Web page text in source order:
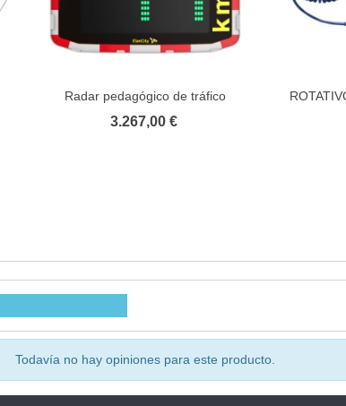
Añadir al carrito
Radar pedagógico de tráfico
3.267,00 €
Todavía no hay opiniones para este producto.